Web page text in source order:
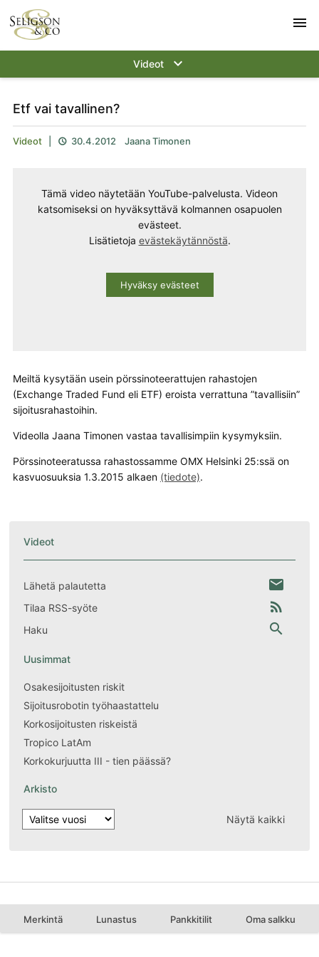
menu
Videot keyboard_arrow_down
Etf vai tavallinen?
Videot 30.4.2012 Jaana Timonen
Tämä video näytetään YouTube-palvelusta. Videon
katsomiseksi on hyväksyttävä kolmannen osapuolen
evästeet.
Lisätietoja evästekäytännöstä.
Hyväksy evästeet
Meiltä kysytään usein pörssinoteerattujen rahastojen
(Exchange Traded Fund eli ETF) eroista verrattuna ”tavallisiin”
sijoitusrahastoihin.
Videolla Jaana Timonen vastaa tavallisimpiin kysymyksiin.
Pörssinoteeratussa rahastossamme OMX Helsinki 25:ssä on
kasvuosuuksia 1.3.2015 alkaen (tiedote).
Videot
Lähetä palautetta email
Tilaa RSS-syöte rss_feed
Haku search
Uusimmat
Osakesijoitusten riskit
Sijoitusrobotin työhaastattelu
Korkosijoitusten riskeistä
Tropico LatAm
Korkokurjuutta III - tien päässä?
Arkisto
Näytä kaikki
Merkintä Lunastus Pankkitilit Oma salkku